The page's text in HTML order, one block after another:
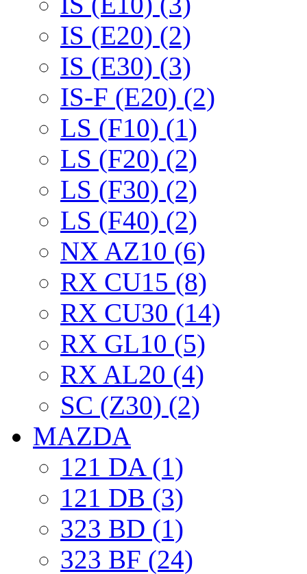
IS (E20) (2)
IS (E30) (3)
IS-F (E20) (2)
LS (F10) (1)
LS (F20) (2)
LS (F30) (2)
LS (F40) (2)
NX AZ10 (6)
RX CU15 (8)
RX CU30 (14)
RX GL10 (5)
RX AL20 (4)
SC (Z30) (2)
MAZDA
121 DA (1)
121 DB (3)
323 BD (1)
323 BF (24)